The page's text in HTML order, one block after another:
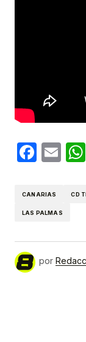
CANARIAS CD
LAS PALMAS
por